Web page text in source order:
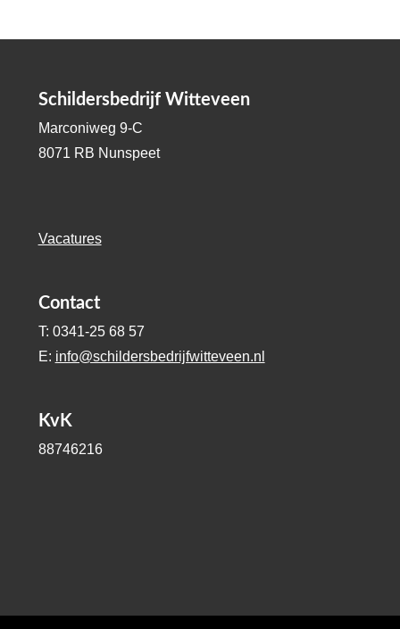
Schildersbedrijf Witteveen
Marconiweg 9-C
8071 RB Nunspeet
Vacatures
Contact
T: 0341-25 68 57
E: info@schildersbedrijfwitteveen.nl
KvK
88746216